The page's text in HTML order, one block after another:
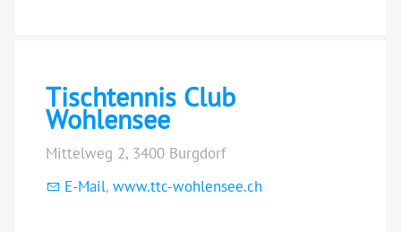
Tischtennis Club
Wohlensee
Mittelweg 2, 3400 Burgdorf
E-Mail, www.ttc-wohlensee.ch